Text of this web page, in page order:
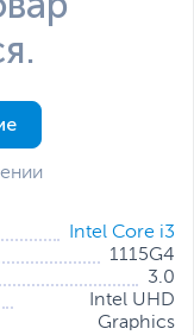
Intel Core i3
1115G4
3.0
Intel UHD
Graphics